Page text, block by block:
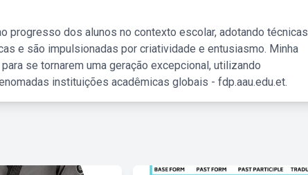
progresso dos alunos no contexto escolar, adotando técnicas
e são impulsionadas por criatividade e entusiasmo. Minha
se tornarem uma geração excepcional, utilizando
instituições acadêmicas globais - fdp.aau.edu.et.